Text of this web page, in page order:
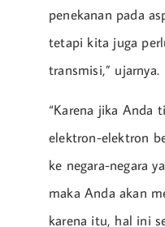
penekanan pada
tetapi kita juga
transmisi,” ujarnya.
“Karena jika Anda
elektron-elektron
ke negara-negara
maka Anda akan
karena itu, hal ini